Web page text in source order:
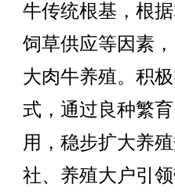
牛传统根基，根
饲草供应等因素
大肉牛养殖。积
式，通过良种繁
用，稳步扩大养
社、养殖大户引